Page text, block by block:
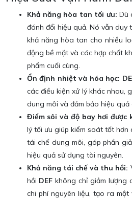
Khả năng hòa tan tối ưu: Dù
đánh đổi hiệu quả. Nó vẫn duy
khả năng hòa tan cho nhiều
động bề mặt và các hợp chất
phẩm cuối cùng.
Ổn định nhiệt và hóa học:
các điều kiện xử lý khác nhau,
dung môi và đảm bảo hiệu
Điểm sôi và độ bay hơi được
lý tối ưu giúp kiểm soát tốt
tái chế dung môi, góp phần
hiệu quả sử dụng tài nguyên.
Khả năng tái chế và thu hồi:
hồi DEF không chỉ giảm lượng
chi phí nguyên liệu, tạo ra